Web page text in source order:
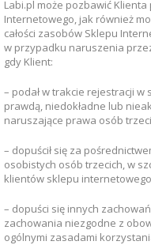
Labi.pl może pozbawić
Internetowego, jak również
całości zasobów Sklepu
w przypadku naruszenia
gdy Klient:
– podał w trakcie rejestracji
prawdą, niedokładne lub
naruszające prawa osób
– dopuścił się za
osobistych osób trzecich, w
klientów sklepu
– dopuści się innych
zachowania niezgodne z
ogólnymi zasadami